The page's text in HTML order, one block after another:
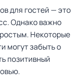
для гостей — это
Однако важно
Некоторые
могут забыть о
позитивный